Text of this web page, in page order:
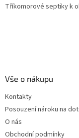
Tříkomorové septiky k
Vše o nákupu
Kontakty
Posouzení nároku na
O nás
Obchodní podmínky